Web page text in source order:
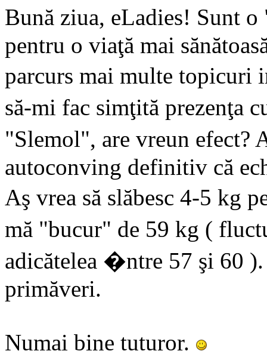
Bună ziua, eLadies! Sunt
pentru o viaţă mai
parcurs mai multe topicuri
să-mi fac simţită prezenţa
"Slemol", are vreun efect?
autoconving definitiv că
Aş vrea să slăbesc 4-5 kg
mă "bucur" de 59 kg (
adicătelea �ntre 57 şi 60 ).
primăveri.
Numai bine tuturor.